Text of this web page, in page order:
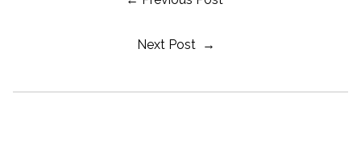
Next Post →